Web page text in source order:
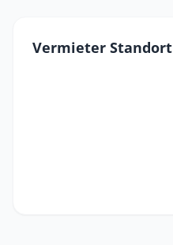
Vermieter Standort